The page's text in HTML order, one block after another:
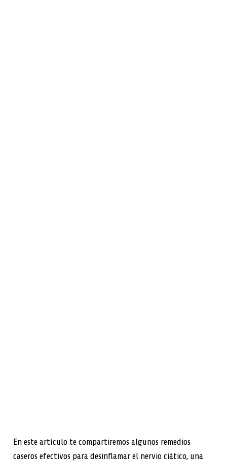
En este artículo te compartiremos algunos remedios
caseros efectivos para desinflamar el nervio ciático, una